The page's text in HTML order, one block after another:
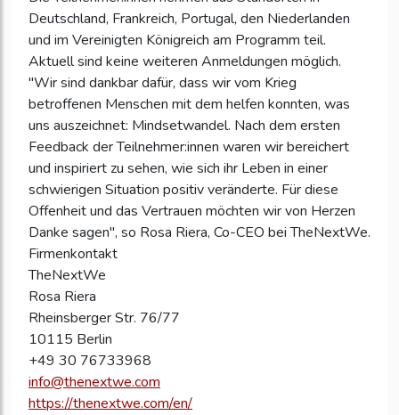
Deutschland, Frankreich, Portugal, den Niederlanden
und im Vereinigten Königreich am Programm teil.
Aktuell sind keine weiteren Anmeldungen möglich.
"Wir sind dankbar dafür, dass wir vom Krieg
betroffenen Menschen mit dem helfen konnten, was
uns auszeichnet: Mindsetwandel. Nach dem ersten
Feedback der Teilnehmer:innen waren wir bereichert
und inspiriert zu sehen, wie sich ihr Leben in einer
schwierigen Situation positiv veränderte. Für diese
Offenheit und das Vertrauen möchten wir von Herzen
Danke sagen", so Rosa Riera, Co-CEO bei TheNextWe.
Firmenkontakt
TheNextWe
Rosa Riera
Rheinsberger Str. 76/77
10115 Berlin
+49 30 76733968
info@thenextwe.com
https://thenextwe.com/en/